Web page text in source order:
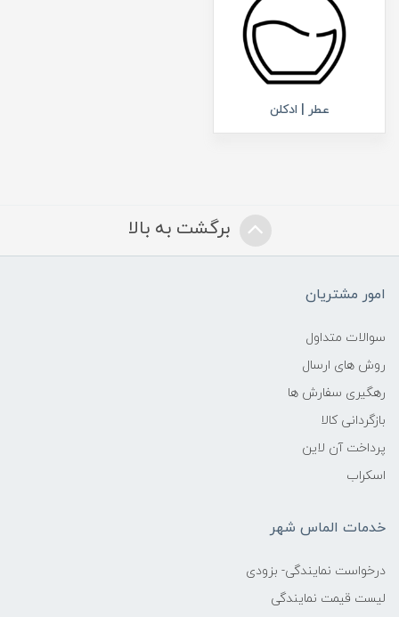
عطر | ادکلن
برگشت به بالا
امور مشتریان
سوالات متداول
روش های ارسال
رهگیری سفارش ها
بازگردانی کالا
پرداخت آن لاین
اسکراب
خدمات الماس شهر
درخواست نمایندگی- بزودی
لیست قیمت نمایندگی